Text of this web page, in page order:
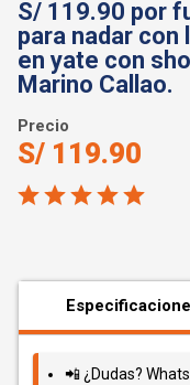
S/ 119.90 por
para nadar
en yate con
Marino Callao.
Precio
S/ 119.90
📲 ¿Dudas?